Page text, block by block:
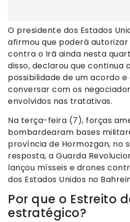
O presidente dos Estados
afirmou que poderá
contra o Irã ainda nesta
disso, declarou que continua
possibilidade de um acordo
conversar com os
envolvidos nas tratativas.
Na terça-feira (7), forças
bombardearam bases
província de Hormozgan, no
resposta, a Guarda
lançou mísseis e drones
dos Estados Unidos no
Por que o Estreito
estratégico?